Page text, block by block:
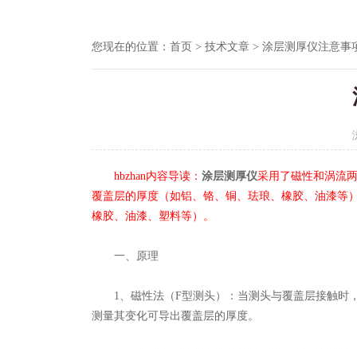
您现在的位置： 首页 > 技术文章 > 涂层测厚仪注意事
hbzhan内容导读： 涂层测厚仪采用了磁性和涡流
覆盖层的厚度（如铝、铬、铜、珐琅、橡胶、油漆等
橡胶、油漆、塑料等）。
一、原理
1、磁性法（F型测头）：当测头与覆盖层接触时
测量其变化可导出覆盖层的厚度。